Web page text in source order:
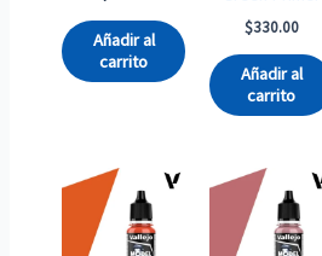
Añadir al
carrito
$330.00
Añadir al
carrito